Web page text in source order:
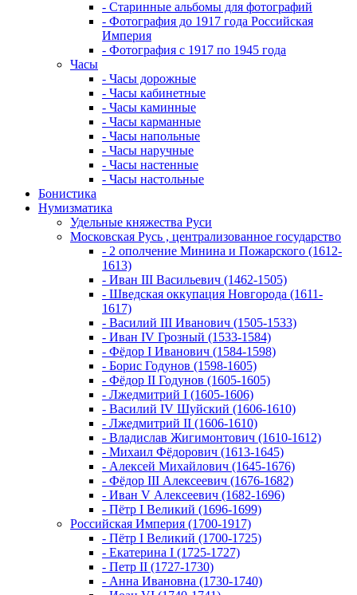
- Старинные альбомы для фотографий
- Фотография до 1917 года Российская
Империя
- Фотография с 1917 по 1945 года
Часы
- Часы дорожные
- Часы кабинетные
- Часы каминные
- Часы карманные
- Часы напольные
- Часы наручные
- Часы настенные
- Часы настольные
Бонистика
Нумизматика
Удельные княжества Руси
Московская Русь , централизованное государство
- 2 ополчение Минина и Пожарского (1612-
1613)
- Иван III Васильевич (1462-1505)
- Шведская оккупация Новгорода (1611-
1617)
- Василий III Иванович (1505-1533)
- Иван IV Грозный (1533-1584)
- Фёдор I Иванович (1584-1598)
- Борис Годунов (1598-1605)
- Фёдор II Годунов (1605-1605)
- Лжедмитрий I (1605-1606)
- Василий IV Шуйский (1606-1610)
- Лжедмитрий II (1606-1610)
- Владислав Жигимонтович (1610-1612)
- Михаил Фёдорович (1613-1645)
- Алексей Михайлович (1645-1676)
- Фёдор III Алексеевич (1676-1682)
- Иван V Алексеевич (1682-1696)
- Пётр I Великий (1696-1699)
Российская Империя (1700-1917)
- Пётр I Великий (1700-1725)
- Екатерина I (1725-1727)
- Петр II (1727-1730)
- Анна Ивановна (1730-1740)